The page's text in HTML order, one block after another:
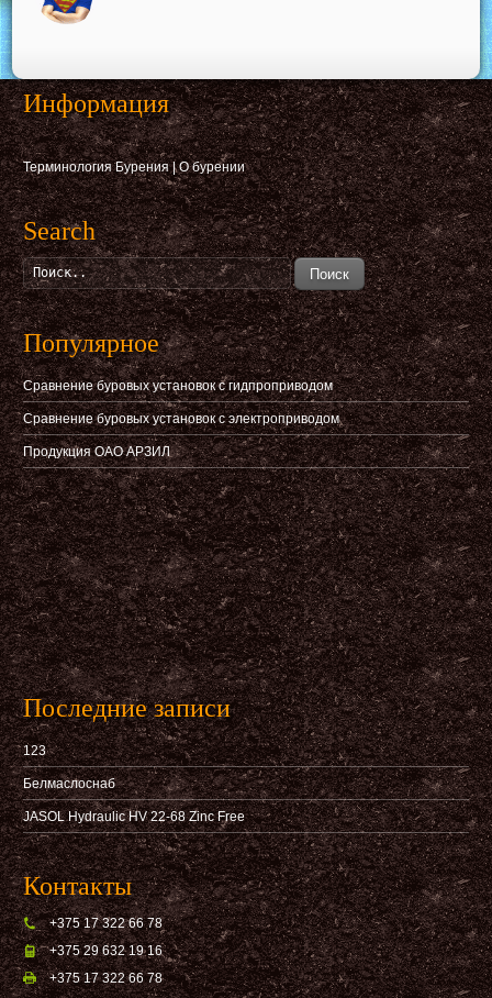
Информация
Терминология Бурения|О бурении
Search
Поиск
Популярное
Сравнение буровых установок с гидпроприводом
Сравнение буровых установок с электроприводом
Продукция ОАО АРЗИЛ
Последние записи
123
Белмаслоснаб
JASOL Hydraulic HV 22-68 Zinc Free
Контакты
+375 17 322 66 78
+375 29 632 19 16
+375 17 322 66 78